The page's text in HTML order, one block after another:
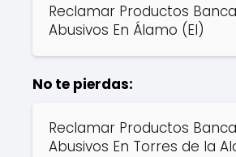
Reclamar Productos
Abusivos En Álamo (El)
No te pierdas:
Reclamar Productos
Abusivos En Torres de la